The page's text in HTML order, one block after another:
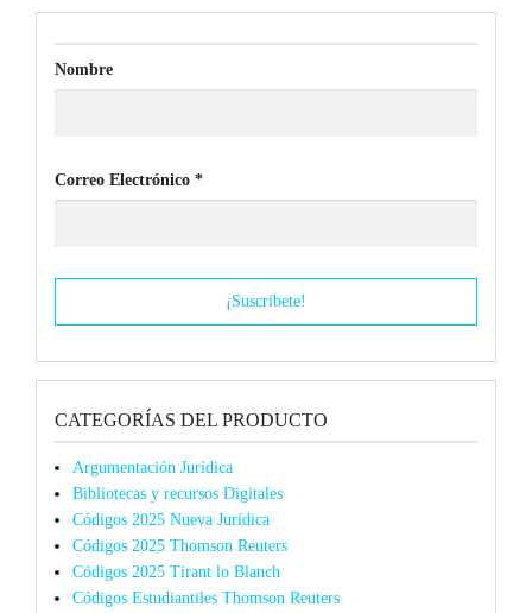
Nombre
Correo Electrónico *
CATEGORÍAS DEL PRODUCTO
Argumentación Jurídica
Bibliotecas y recursos Digitales
Códigos 2025 Nueva Jurídica
Códigos 2025 Thomson Reuters
Códigos 2025 Tirant lo Blanch
Códigos Estudiantiles Thomson Reuters